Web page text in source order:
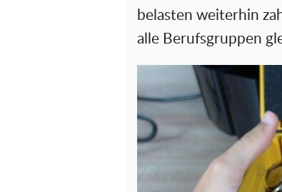
belasten weiterhin
alle Berufsgruppen